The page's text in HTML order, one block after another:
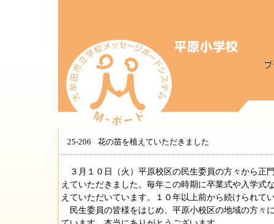
25-206 花の苗を植えていただきました
３月１０日（火）平原校区の民生委員の方々から正
えていただきました。毎年この時期に卒業式や入学式
えていただいています。１０年以上前から続けられて
民生委員の皆様をはじめ、平原小校区の地域の方々